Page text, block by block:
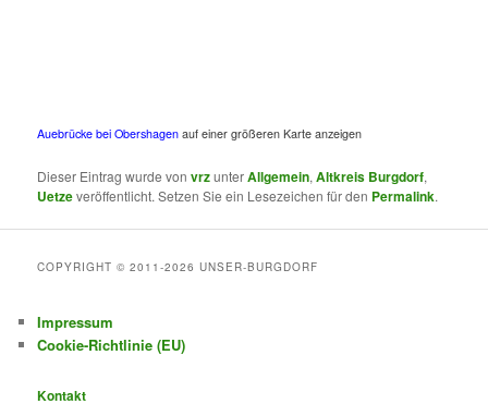
Auebrücke bei Obershagen auf einer größeren Karte anzeigen
Dieser Eintrag wurde vonvrzunterAllgemein,Altkreis Burgdorf,
Uetzeveröffentlicht. Setzen Sie ein Lesezeichen für den Permalink.
COPYRIGHT © 2011-2026 UNSER-BURGDORF
Impressum
Cookie-Richtlinie (EU)
Kontakt